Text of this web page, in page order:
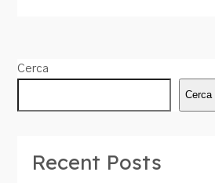
Cerca
Cerca
Recent Posts